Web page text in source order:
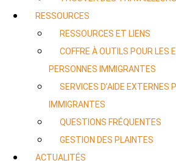
RESSOURCES
RESSOURCES ET LIENS
COFFRE À OUTILS POUR LES
PERSONNES IMMIGRANTES
SERVICES D’AIDE EXTERNES
IMMIGRANTES
QUESTIONS FRÉQUENTES
GESTION DES PLAINTES
ACTUALITÉS